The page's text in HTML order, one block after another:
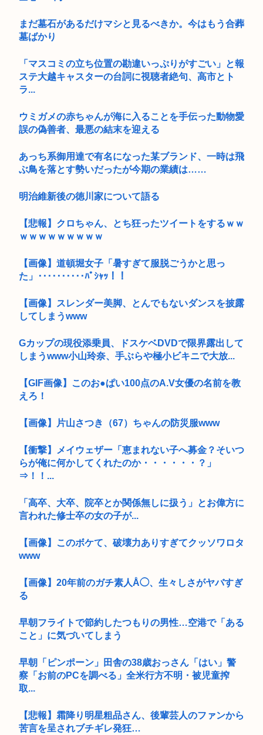
まだ墓石があるだけマシと見るべきか。今はもう合葬
墓ばかり
「マスコミの立ち位置の勘違いっぷりがすごい」と報
ステ大越キャスターの台詞に視聴者絶句、高市とト
ラ...
ウミガメの赤ちゃんが海に入ることを手伝った動物愛
誤の偽善者、最悪の結末を迎える
あっち系御用達で有名になった某ブランド、一時は飛
ぶ鳥を落とす勢いだったが今期の業績は……
明治維新後の徳川家について語る
【悲報】クロちゃん、とち狂ったツイートをするｗｗ
ｗｗｗｗｗｗｗｗｗ
【画像】道頓堀女子「暑すぎて服脱ごうかと思っ
た」･･････････ﾊﾟｼｬｯ！！
【画像】スレンダー美脚、とんでもないダンスを披露
してしまうwww
Gカップの現役添乗員、ドスケベDVDで限界露出して
しまうwww小山玲奈、手ぶらや極小ビキニで大放...
【GIF画像】このお●ぱい100点のA.V女優の名前を教
えろ！
【画像】片山さつき（67）ちゃんの防災服www
【衝撃】メイウェザー「恵まれない子へ募金？そいつ
らが俺に何かしてくれたのか・・・・・・？」
⇒！！...
「高卒、大卒、院卒とか関係無しに扱う」とお偉方に
言われた修士卒の女の子が...
【画像】このボケて、破壊力ありすぎてクッソワロタ
www
【画像】20年前のガチ素人Å◯、生々しさがヤバすぎ
る
早朝フライトで節約したつもりの男性…空港で「ある
こと」に気づいてしまう
早朝「ピンポーン」田舎の38歳おっさん「はい」警
察「お前のPCを調べる」全米行方不明・被児童搾
取...
【悲報】霜降り明星粗品さん、後輩芸人のファンから
苦言を呈されブチギレ発狂…